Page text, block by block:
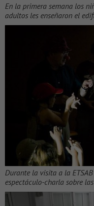
En la primera semana los
adultos les enseñaron el
Durante la visita a la
espectáculo-charla sobre